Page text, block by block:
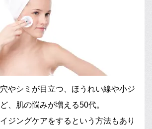
やシミが目立つ、ほうれい線や小ジ
、肌の悩みが増える50代。
ジングケアをするという方法もあり